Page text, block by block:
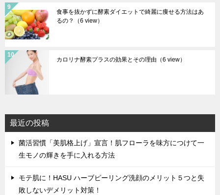
食事を抜かずに酵素ダイエットで綺麗に痩せる方法はあ
るの？
（6 view）
カロリナ酵素プラスの効果とその理由 （6 view）
最近の投稿
菌活習慣「美肌格上げ」宣言！肌フローラを味方につけて一
生モノの輝きを手に入れる方法
モテ肌に！HASU ハーブピーリング洗顔のメリット５つと失
敗しないデメリット対策！